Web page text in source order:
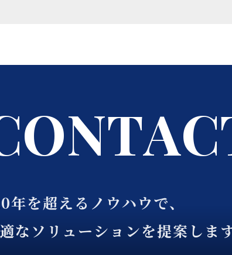
ONTAC
年を超えるノウハウで、
なソリューションを提案します